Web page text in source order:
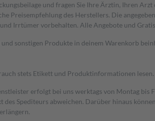
und fragen Sie Ihre Ärztin, Ihren
Preisempfehlung des Herstellers. Die
Irrtümer vorbehalten. Alle Angebote und
sonstigen Produkte in deinem Warenkorb
stets Etikett und Produktinformationen lesen.
erfolgt bei uns werktags von Montag
Spediteurs abweichen. Darüber hinaus